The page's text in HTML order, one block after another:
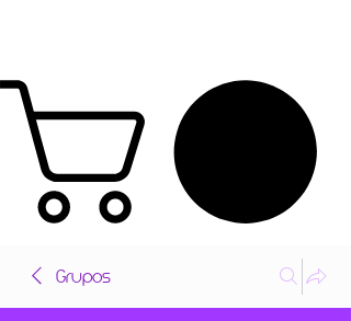
Grupos